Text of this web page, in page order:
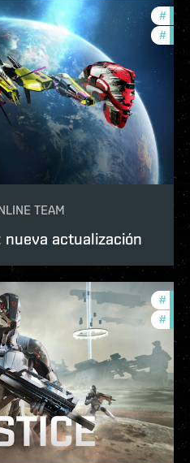
# in-
#
TEAM
nueva actualización
#
# in-